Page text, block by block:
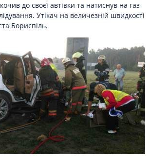
до своєї автівки та натиснув на газ
Утікач на величезній швидкості
Бориспіль.